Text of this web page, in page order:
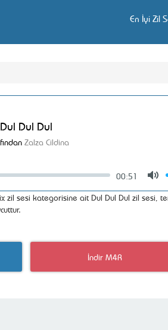
En İyi Zil
Dul Dul Dul
Zalza Cildina
00:51
zil sesi kategorisine ait Dul Dul Dul zil sesi,
İndir M4R